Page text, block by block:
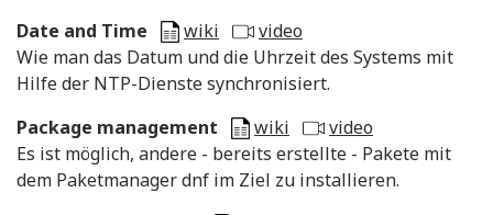
Date and Time
wiki
video
Wie man das Datum und die Uhrzeit des Systems mit
Hilfe der NTP-Dienste synchronisiert.
Package management
wiki
video
Es ist möglich, andere - bereits erstellte - Pakete mit
dem Paketmanager dnf im Ziel zu installieren.